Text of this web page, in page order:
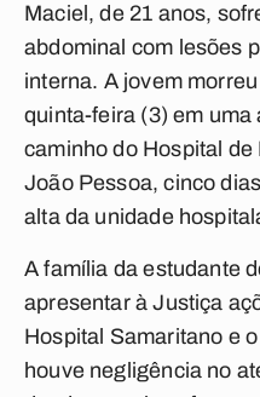
Maciel, de 21 anos,
abdominal com lesões
interna. A jovem
quinta-feira (3) em
caminho do Hospital
João Pessoa, cinco
alta da unidade
A família da estudante
apresentar à Justiça
Hospital Samaritano e
houve negligência no